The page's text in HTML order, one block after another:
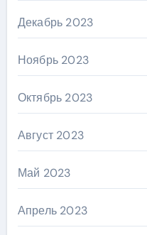
Декабрь 2023
Ноябрь 2023
Октябрь 2023
Август 2023
Май 2023
Апрель 2023